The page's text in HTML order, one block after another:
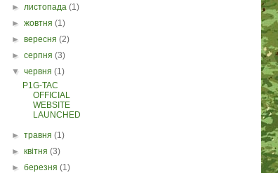
► листопада(1)
►жовтня(1)
►вересня(2)
►серпня(3)
▼червня(1)
P1G-TAC
OFFICIAL
WEBSITE
LAUNCHED
►травня(1)
►квітня(3)
►березня(1)